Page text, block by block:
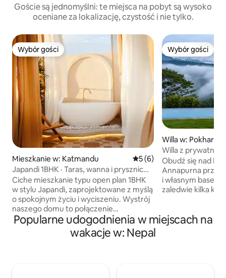
Goście są jednomyślni: te miejsca na pobyt są wysoko
oceniane za lokalizację, czystość i nie tylko.
Wybór gości
Wybór gości
Mieszkanie w: Katmandu Średnia ocena: 5 na 5,
5 (6)
Japandi 1BHK · Taras, wanna i prysznic
z widokiem na niebo
Ciche mieszkanie typu open plan 1BHK
w stylu Japandi, zaprojektowane z myślą
o spokojnym życiu i wyciszeniu. Wystrój
naszego domu to połączenie
minimalistycznego stylu i ciepła, które
tworzy spokojną atmosferę idealną do
odpoczynku i regeneracji. Z pokoju
Wybór gości
Wybór gości
Willa w: Pokhara
Willa z
krawędzi – widok
Obudź się nad
Annapurna przed
i własnym
zaledwie kilka
rodzin, par lub
odpocząć,
Popularne udogodnienia w miejscach na
wakacje w: Nepal